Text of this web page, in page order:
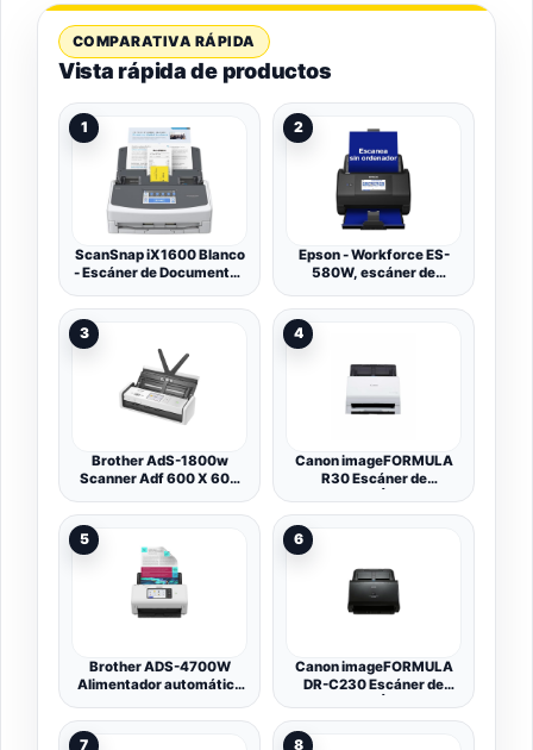
COMPARATIVA RÁPIDA
Vista rápida de productos
1
ScanSnap iX1600 Blanco
- Escáner de Documentos
Doble Cara, WiFi, Pantalla
táctil ADF, USB 3.2
2
Epson - Workforce ES-
580W, escáner de
páginas o 70 fotogramas
por Minuto, hasta A4,
escaneo a Doble Cara de
una Sola Vez, orientación
automática)
3
Brother AdS-1800w
Scanner Adf 600 X 600
1800w Compact/port Doc
Scnr - 30ppm 600dpi
48bit UsB-C Wht)
4
Canon imageFORMULA
R30 Escáner de
Doble Cara con USB en
Alimentador de 60 Hojas |
Configuración fácil con el
Software Canon
CaptureOnTouch Lite |
Soporta OCR
5
Brother ADS-4700W
Alimentador automático
de Hojas 600 x 600 dpi A4
6
Canon imageFORMULA
DR-C230 Escáner de
Doble Cara con USB en
7 8